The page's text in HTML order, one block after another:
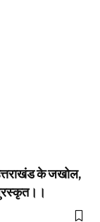
के जखोल,